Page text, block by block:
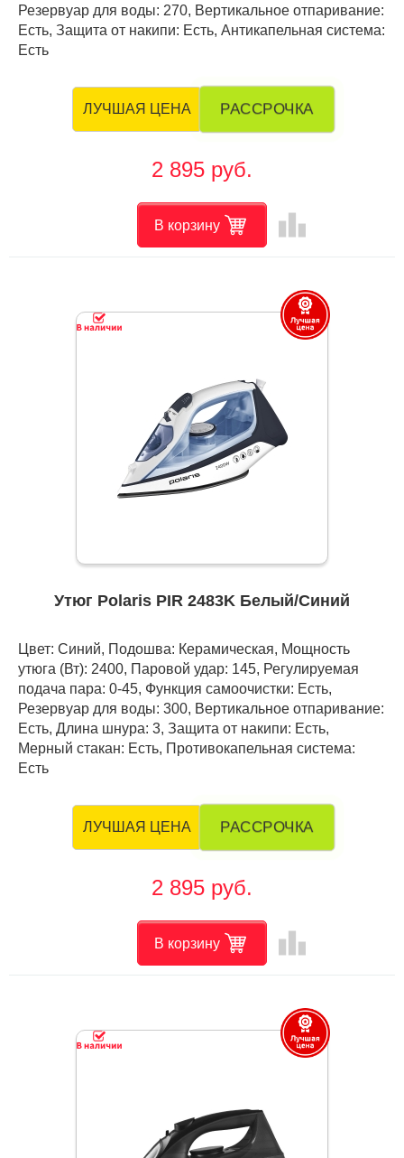
Резервуар для воды: 270, Вертикальное отпаривание:
Есть, Защита от накипи: Есть, Антикапельная система:
Есть
ЛУЧШАЯ ЦЕНА РАССРОЧКА
2 895 руб.
В корзину leaderboard
Утюг Polaris PIR 2483K Белый/Синий
Цвет: Синий, Подошва: Керамическая, Мощность
утюга (Вт): 2400, Паровой удар: 145, Регулируемая
подача пара: 0-45, Функция самоочистки: Есть,
Резервуар для воды: 300, Вертикальное отпаривание:
Есть, Длина шнура: 3, Защита от накипи: Есть,
Мерный стакан: Есть, Противокапельная система:
Есть
ЛУЧШАЯ ЦЕНА РАССРОЧКА
2 895 руб.
В корзину leaderboard